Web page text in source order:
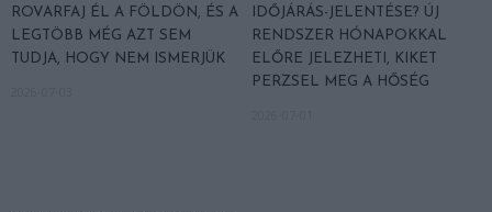
ROVARFAJ ÉL A FÖLDÖN, ÉS A
LEGTÖBB MÉG AZT SEM
TUDJA, HOGY NEM ISMERJÜK
IDŐJÁRÁS-JELENTÉSE? ÚJ
RENDSZER HÓNAPOKKAL
ELŐRE JELEZHETI, KIKET
PERZSEL MEG A HŐSÉG